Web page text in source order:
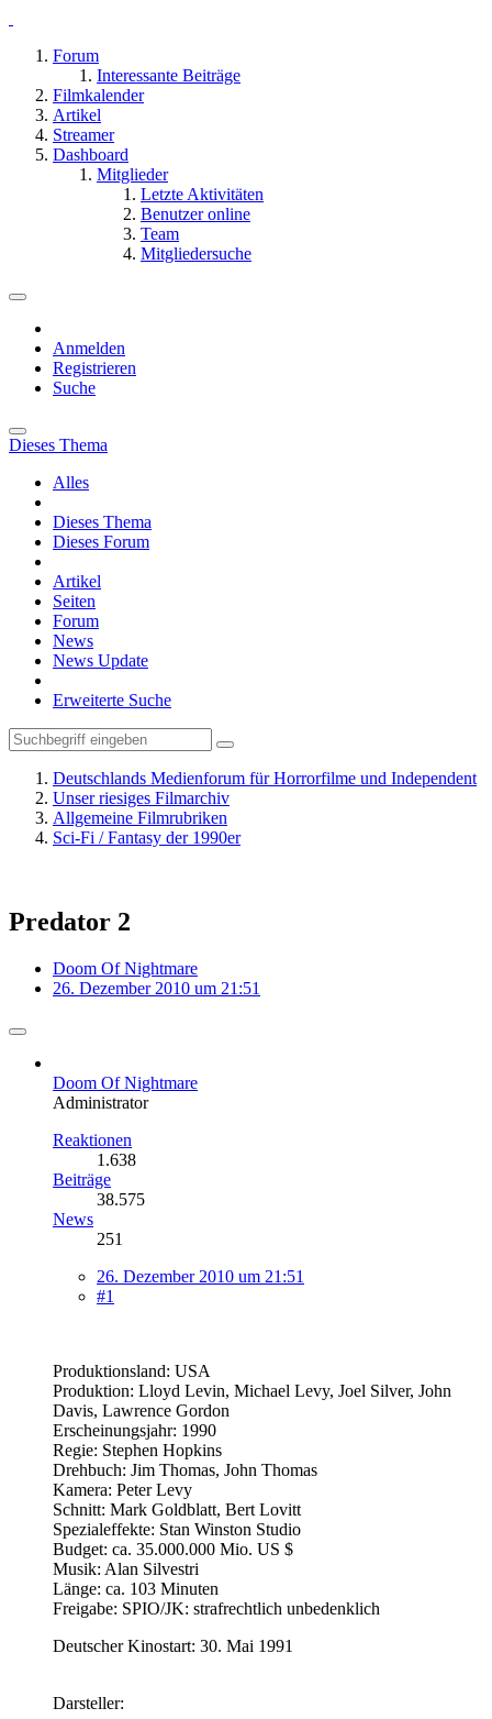
Forum
Interessante Beiträge
Filmkalender
Artikel
Streamer
Dashboard
Mitglieder
Letzte Aktivitäten
Benutzer online
Team
Mitgliedersuche
Anmelden
Registrieren
Suche
Dieses Thema
Alles
Dieses Thema
Dieses Forum
Artikel
Seiten
Forum
News
News Update
Erweiterte Suche
Deutschlands Medienforum für Horrorfilme und Independent
Unser riesiges Filmarchiv
Allgemeine Filmrubriken
Sci-Fi / Fantasy der 1990er
Predator 2
Doom Of Nightmare
26. Dezember 2010 um 21:51
Doom Of Nightmare
Administrator
Reaktionen
1.638
Beiträge
38.575
News
251
26. Dezember 2010 um 21:51
#1
Produktionsland: USA
Produktion: Lloyd Levin, Michael Levy, Joel Silver, John
Davis, Lawrence Gordon
Erscheinungsjahr: 1990
Regie: Stephen Hopkins
Drehbuch: Jim Thomas, John Thomas
Kamera: Peter Levy
Schnitt: Mark Goldblatt, Bert Lovitt
Spezialeffekte: Stan Winston Studio
Budget: ca. 35.000.000 Mio. US $
Musik: Alan Silvestri
Länge: ca. 103 Minuten
Freigabe: SPIO/JK: strafrechtlich unbedenklich
Deutscher Kinostart: 30. Mai 1991
Darsteller: